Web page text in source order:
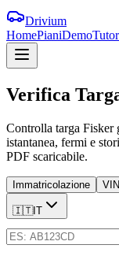
Drivium
HomePianiDemo
Verifica
Controlla targa Fisker
istantanea, fermi e
PDF scaricabile.
Immatricolazione VIN
🇮🇹IT